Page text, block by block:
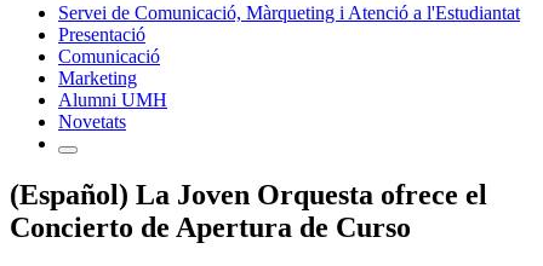
Servei de Comunicació, Màrqueting i Atenció a l'Estudiantat
Presentació
Comunicació
Marketing
Alumni UMH
Novetats
(Español) La Joven Orquesta ofrece el
Concierto de Apertura de Curso